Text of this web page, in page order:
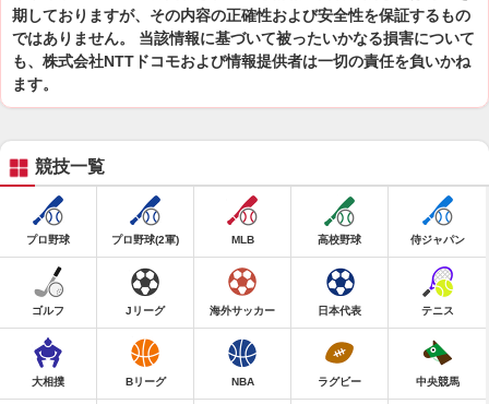
期しておりますが、その内容の正確性および安全性を保証するもの
ではありません。 当該情報に基づいて被ったいかなる損害について
も、株式会社NTTドコモおよび情報提供者は一切の責任を負いかね
ます。
競技一覧
プロ野球 プロ野球(2軍) MLB 高校野球 侍ジャパン
ゴルフ Jリーグ 海外サッカー 日本代表 テニス
大相撲 Bリーグ NBA ラグビー 中央競馬